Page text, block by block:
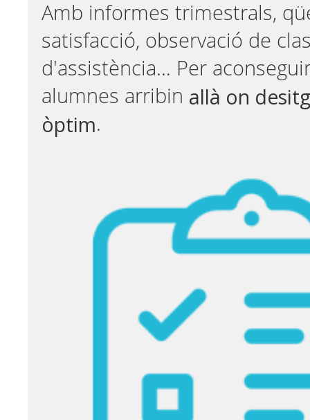
Amb informes trimestrals,
satisfacció, observació de
d'assistència… Per
alumnes arribin allà on
òptim.